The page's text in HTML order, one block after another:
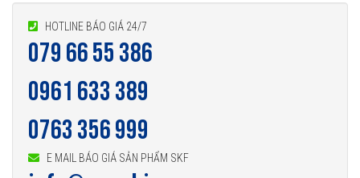
HOTLINE BÁO GIÁ 24/7
079 66 55 386
0961 633 389
0763 356 999
E MAIL BÁO GIÁ SẢN PHẨM SKF